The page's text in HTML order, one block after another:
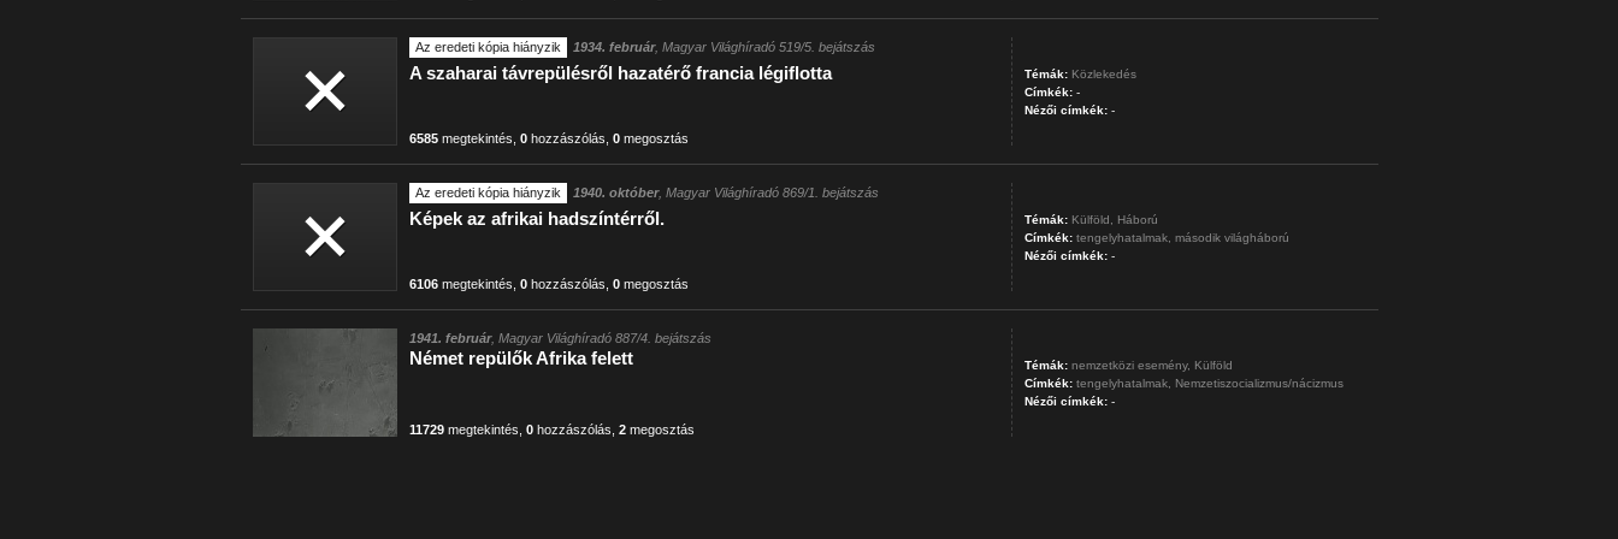
Az eredeti kópia hiányzik 1934. február, Magyar Világhíradó 519/5. bejátszás
A szaharai távrepülésről hazatérő francia légiflotta
6585megtekintés 0hozzászólás 0megosztás
Témák: Közlekedés
Címkék:-
Nézői címkék:-
Az eredeti kópia hiányzik 1940. október, Magyar Világhíradó 869/1. bejátszás
Képek az afrikai hadszíntérről.
6106megtekintés 0hozzászólás 0megosztás
Témák: Külföld,
Háború
Címkék: tengelyhatalmak, második világháború
Nézői címkék:-
1941. február, Magyar Világhíradó 887/4. bejátszás
Német repülők Afrika felett
11729megtekintés 0hozzászólás 2megosztás
Témák: nemzetközi esemény, Külföld
Címkék: tengelyhatalmak,
Nemzetiszocializmus/nácizmus
Nézői címkék:-